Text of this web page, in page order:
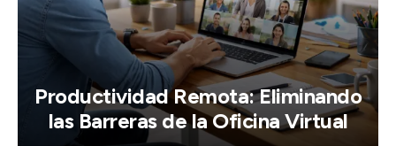
Productividad Remota: Eliminando
las Barreras de la Oficina Virtual